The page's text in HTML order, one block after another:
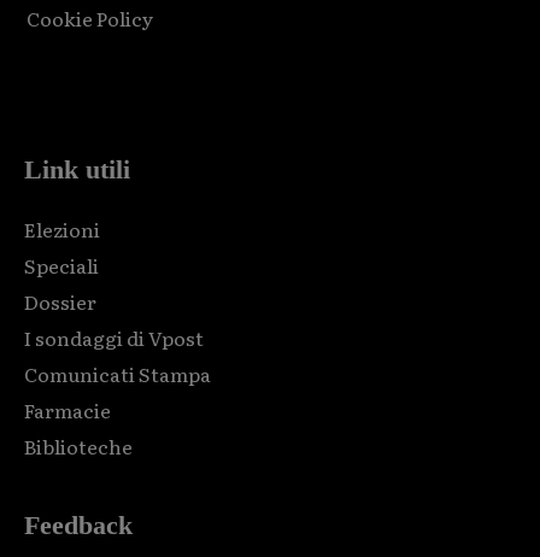
Cookie Policy
Link utili
Elezioni
Speciali
Dossier
I sondaggi di Vpost
Comunicati Stampa
Farmacie
Biblioteche
Feedback